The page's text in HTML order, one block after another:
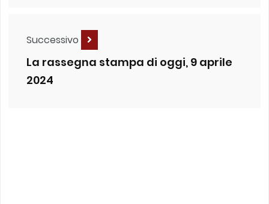
Successivo
La rassegna stampa di oggi, 9 aprile
2024